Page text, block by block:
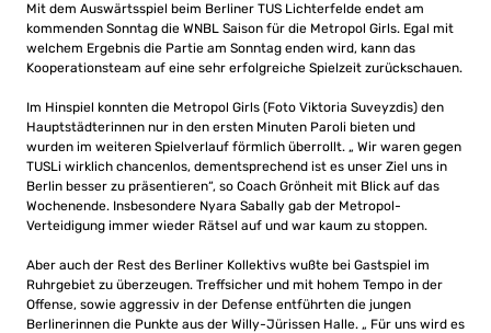
Mit dem Auswärtsspiel beim Berliner TUS Lichterfelde endet am
kommenden Sonntag die WNBL Saison für die Metropol Girls. Egal mit
welchem Ergebnis die Partie am Sonntag enden wird, kann das
Kooperationsteam auf eine sehr erfolgreiche Spielzeit zurückschauen.
Im Hinspiel konnten die Metropol Girls (Foto Viktoria Suveyzdis) den
Hauptstädterinnen nur in den ersten Minuten Paroli bieten und
wurden im weiteren Spielverlauf förmlich überrollt. „ Wir waren gegen
TUSLi wirklich chancenlos, dementsprechend ist es unser Ziel uns in
Berlin besser zu präsentieren“, so Coach Grönheit mit Blick auf das
Wochenende. Insbesondere Nyara Sabally gab der Metropol-
Verteidigung immer wieder Rätsel auf und war kaum zu stoppen.
Aber auch der Rest des Berliner Kollektivs wußte bei Gastspiel im
Ruhrgebiet zu überzeugen. Treffsicher und mit hohem Tempo in der
Offense, sowie aggressiv in der Defense entführten die jungen
Berlinerinnen die Punkte aus der Willy-Jürissen Halle. „ Für uns wird es